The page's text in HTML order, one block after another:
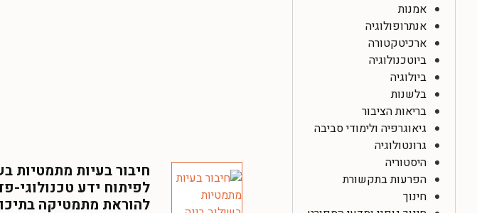
אמנות
אנתרופולוגיה
ארכיטקטורה
ביוטכנולוגיה
ביולוגיה
בלשנות
בריאות הציבור
גיאוגרפיה ולימודי סביבה
גרונטולוגיה
היסטוריה
הפרעות בתקשורת
חינוך
חיבור בעיות מתמטיות
להוראת מתמטיקה